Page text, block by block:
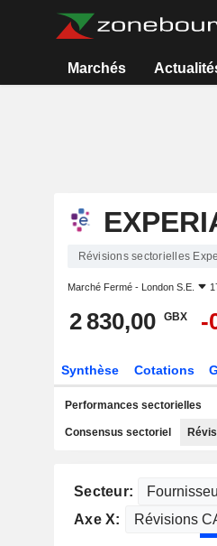
Marchés
Révisions sectorielles
Marché Fermé - London S.E.
2 830,00 GBX -
Synthèse Cotations
Performances sectorielles
Consensus sectoriel
Secteur:
Axe X: